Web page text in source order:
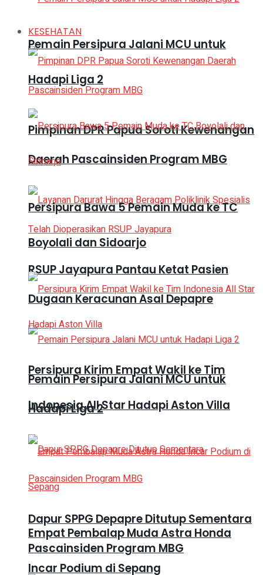
KESEHATAN
Pimpinan DPR Papua Soroti Kewenangan
Daerah Pascainsiden Program MBG
RSUP Jayapura Pantau Ketat Pasien
Dugaan Keracunan Asal Depapre
Pemain Persipura Jalani MCU untuk
Hadapi Liga 2
Dapur SPPG Depapre Ditutup Sementara
Pascainsiden Program MBG
Pemain Persipura Jalani MCU untuk
Hadapi Liga 2
Persipura Bawa 5 Pemain Muda ke TC
Boyolali dan Sidoarjo
Persipura Kirim Empat Wakil ke Tim
Indonesia All Star Hadapi Aston Villa
Empat Pembalap Muda Astra Honda
Incar Podium di Sepang